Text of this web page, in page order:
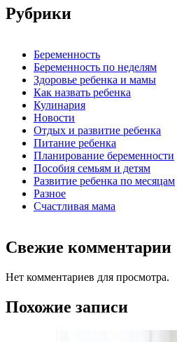
Рубрики
Беременность
Беременность по неделям
Здоровье ребенка и мамы
Как назвать ребенка
Кулинария
Новости
Отдых и развитие ребенка
Питание ребенка
Планирование беременности
Пособия семьям и детям
Развитие ребенка по месяцам
Разное
Счастливая мама
Свежие комментарии
Нет комментариев для просмотра.
Похожие записи